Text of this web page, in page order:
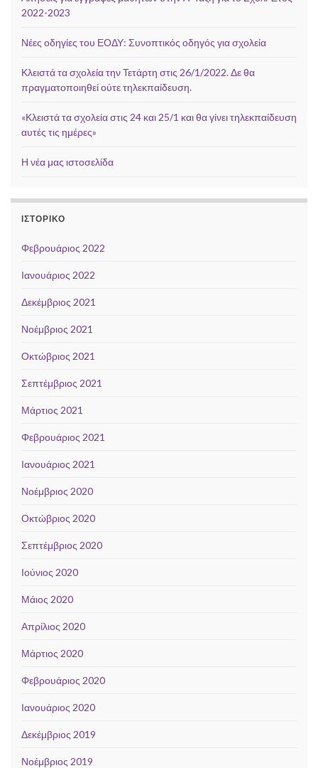
2022-2023
Νέες οδηγίες του ΕΟΔΥ: Συνοπτικός οδηγός για σχολεία
Κλειστά τα σχολεία την Τετάρτη στις 26/1/2022. Δε θα
πραγματοποιηθεί ούτε τηλεκπαίδευση.
«Κλειστά τα σχολεία στις 24 και 25/1 και θα γίνει τηλεκπαίδευση
αυτές τις ημέρες»
Η νέα μας ιστοσελίδα
ΙΣΤΟΡΙΚΌ
Φεβρουάριος 2022
Ιανουάριος 2022
Δεκέμβριος 2021
Νοέμβριος 2021
Οκτώβριος 2021
Σεπτέμβριος 2021
Μάρτιος 2021
Φεβρουάριος 2021
Ιανουάριος 2021
Νοέμβριος 2020
Οκτώβριος 2020
Σεπτέμβριος 2020
Ιούνιος 2020
Μάιος 2020
Απρίλιος 2020
Μάρτιος 2020
Φεβρουάριος 2020
Ιανουάριος 2020
Δεκέμβριος 2019
Νοέμβριος 2019